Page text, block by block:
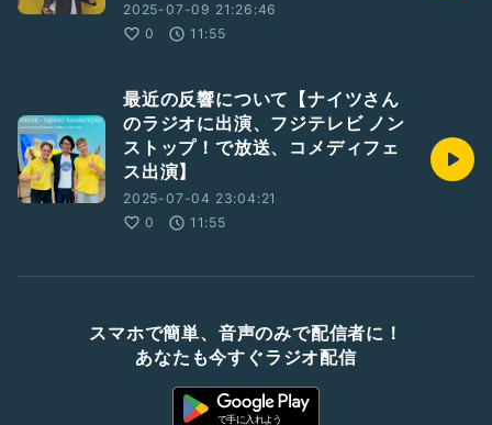
2025-07-09 21:26:46
0
11:55
最近の反響について【ナイツさん
のラジオに出演、フジテレビ ノン
ストップ！で放送、コメディフェ
ス出演】
2025-07-04 23:04:21
0
11:55
スマホで簡単、音声のみで配信者に！
あなたも今すぐラジオ配信